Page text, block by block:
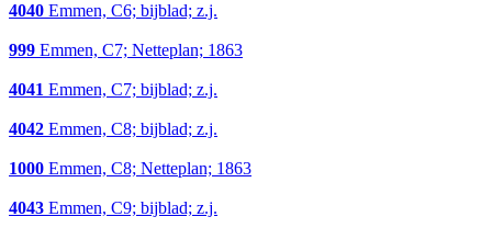
4040 Emmen, C6; bijblad; z.j.
999 Emmen, C7; Netteplan; 1863
4041 Emmen, C7; bijblad; z.j.
4042 Emmen, C8; bijblad; z.j.
1000 Emmen, C8; Netteplan; 1863
4043 Emmen, C9; bijblad; z.j.